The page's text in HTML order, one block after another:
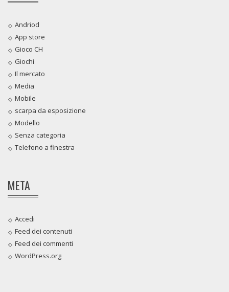
Andriod
App store
Gioco CH
Giochi
Il mercato
Media
Mobile
scarpa da esposizione
Modello
Senza categoria
Telefono a finestra
META
Accedi
Feed dei contenuti
Feed dei commenti
WordPress.org